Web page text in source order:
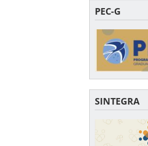
PEC-G
SINTEGRA